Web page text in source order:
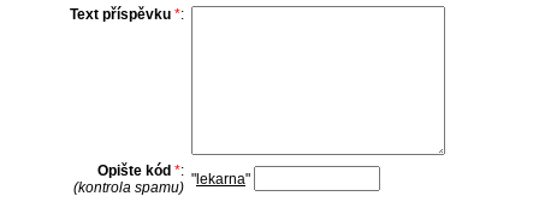
Text příspěvku *:
Opište kód *:
(kontrola spamu) " lekarna"